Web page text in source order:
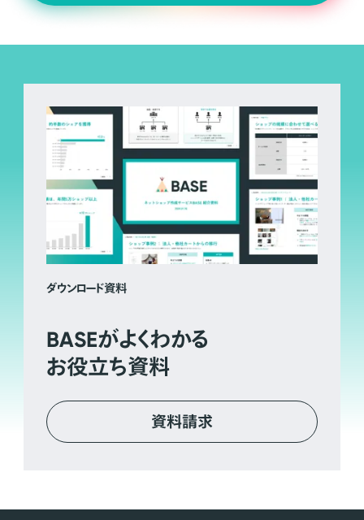
ダウンロード資料
BASEがよくわかる
お役立ち資料
資料請求